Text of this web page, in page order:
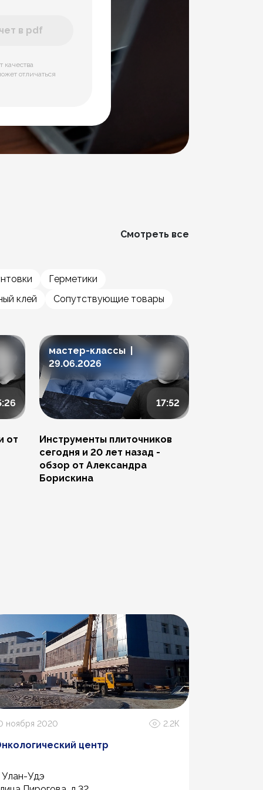
в pdf
качества
отличаться
Смотреть все
Герметики
клей
Сопутствующие товары
от
мастер-классы |
29.06.2026
17:52
Инструменты плиточников
сегодня и 20 лет назад -
обзор от Александра
Борискина
ноября 2020 2.2К
центр
Улан-Удэ